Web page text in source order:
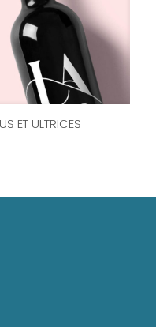
ET ULTRICES